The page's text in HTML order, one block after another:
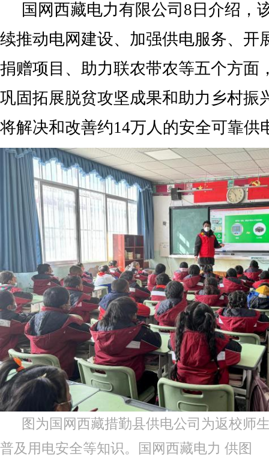
国网西藏电力有限公司8日介绍，
续推动电网建设、加强供电服务、开
捐赠项目、助力联农带农等五个方面
巩固拓展脱贫攻坚成果和助力乡村振
将解决和改善约14万人的安全可靠供
图为国网西藏措勤县供电公司为返校师
普及用电安全等知识。国网西藏电力 供图